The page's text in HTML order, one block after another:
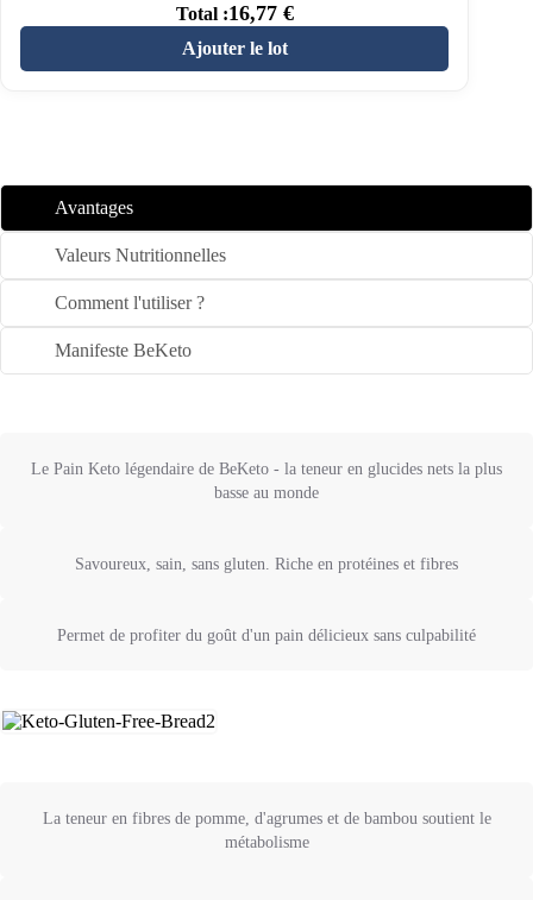
Total :16,77 €
Ajouter le lot
Avantages
Valeurs Nutritionnelles
Comment l'utiliser ?
Manifeste BeKeto
Le Pain Keto légendaire de BeKeto - la teneur en glucides nets la plus
basse au monde
Savoureux, sain, sans gluten. Riche en protéines et fibres
Permet de profiter du goût d'un pain délicieux sans culpabilité
La teneur en fibres de pomme, d'agrumes et de bambou soutient le
métabolisme